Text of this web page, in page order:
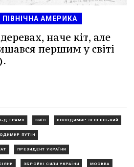
ПІВНІЧНА АМЕРИКА
наче кіт, але
першим у світі
ТРАМП КИЇВ ВОЛОДИМИР ЗЕЛЕНСЬКИЙ
ПУТІН
ПРЕЗИДЕНТ УКРАЇНИ
ЗБРОЙНІ СИЛИ УКРАЇНИ МОСКВА